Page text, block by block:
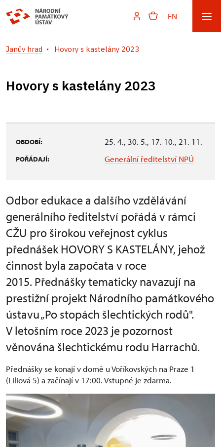
EN
Janův hrad Hovory s kastelány 2023
Hovory s kastelány 2023
OBDOBÍ: 25. 4., 30. 5., 17. 10., 21. 11.
POŘÁDAJÍ: Generální ředitelství NPÚ
Odbor edukace a dalšího vzdělávání
generálního ředitelství pořádá v rámci
CŽU pro širokou veřejnost cyklus
přednášek HOVORY S KASTELÁNY, jehož
činnost byla započata v roce
2015. Přednášky tematicky navazují na
prestižní projekt Národního památkového
ústavu „Po stopách šlechtických rodů".
V letošním roce 2023 je pozornost
věnována šlechtickému rodu Harrachů.
Přednášky se konají v domě u Voříkovských na Praze 1
(Liliová 5) a začínají v 17:00. Vstupné je zdarma.